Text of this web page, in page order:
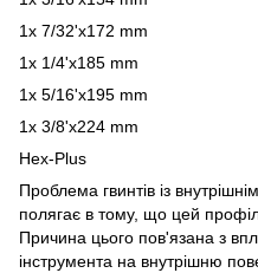
1x 7/32'x172 mm
1x 1/4'x185 mm
1x 5/16'x195 mm
1x 3/8'x224 mm
Hex-Plus
Проблема гвинтів із
полягає в тому, що цей
Причина цього пов'язана з
інструмента на внутрішню